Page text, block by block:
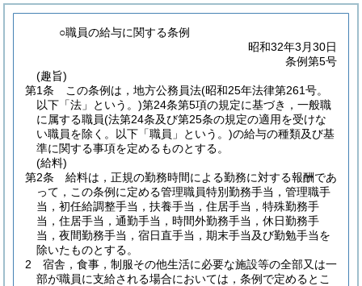
○職員の給与に関する条例
昭和32年3月30日
条例第5号
(趣旨)
第1条
この条例は，地方公務員法(昭和25年法律第261号。
以下「法」という。)第24条第5項の規定に基づき，一般職
に属する職員(法第24条及び第25条の規定の適用を受けな
い職員を除く。以下「職員」という。)の給与の種類及び基
準に関する事項を定めるものとする。
(給料)
第2条
給料は，正規の勤務時間による勤務に対する報酬であ
って，この条例に定める管理職員特別勤務手当，管理職手
当，初任給調整手当，扶養手当，住居手当，特殊勤務手
当，住居手当，通勤手当，時間外勤務手当，休日勤務手
当，夜間勤務手当，宿日直手当，期末手当及び勤勉手当を
除いたものとする。
2
宿舎，食事，制服その他生活に必要な施設等の全部又は一
部が職員に支給される場合においては，条例で定めるとこ